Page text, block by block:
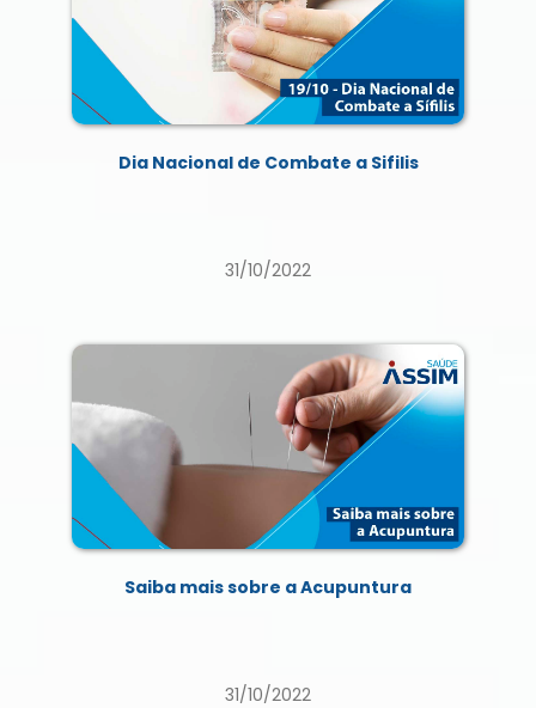
Dia Nacional de Combate a Sifilis
31/10/2022
Saiba mais sobre a Acupuntura
31/10/2022